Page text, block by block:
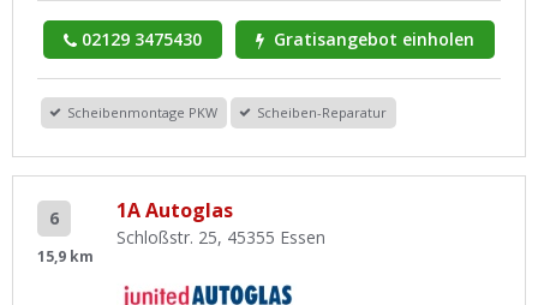
02129 3475430 Gratisangebot einholen
Scheibenmontage PKW Scheiben-Reparatur
6
15,9 km
1A Autoglas
Schloßstr. 25, 45355 Essen